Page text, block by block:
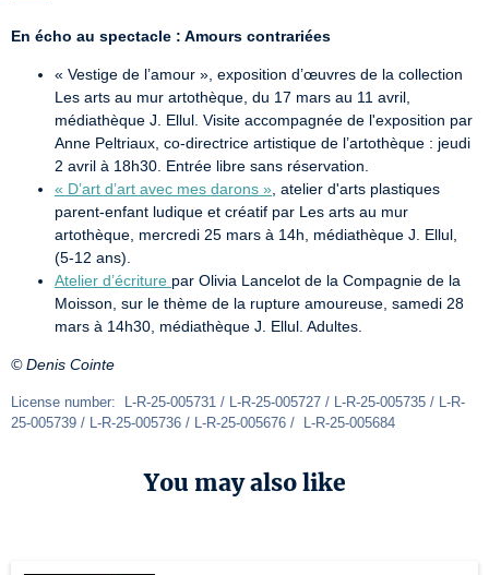
En écho au spectacle : Amours contrariées
« Vestige de l’amour », exposition d’œuvres de la collection
Les arts au mur artothèque, du 17 mars au 11 avril,
médiathèque J. Ellul. Visite accompagnée de l'exposition par
Anne Peltriaux, co-directrice artistique de l’artothèque : jeudi
2 avril à 18h30. Entrée libre sans réservation.
« D’art d’art avec mes darons » , atelier d'arts plastiques
parent-enfant ludique et créatif par Les arts au mur
artothèque, mercredi 25 mars à 14h, médiathèque J. Ellul,
(5-12 ans).
Atelier d’écriture par Olivia Lancelot de la Compagnie de la
Moisson, sur le thème de la rupture amoureuse, samedi 28
mars à 14h30, médiathèque J. Ellul. Adultes.
© Denis Cointe
License number:  L-R-25-005731 / L-R-25-005727 / L-R-25-005735 / L-R-
25-005739 / L-R-25-005736 / L-R-25-005676 /  L-R-25-005684
You may also like